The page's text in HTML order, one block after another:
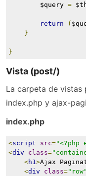
$query =
return (
}
}
Vista (post/)
La carpeta de
index.php y ajax-
index.php
<script src="<?php
<div class=
<h1 >Ajax
<div class="row"